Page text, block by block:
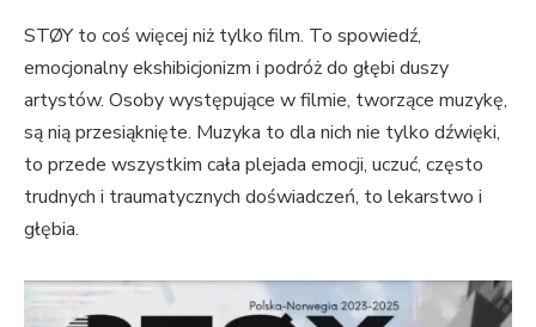
STØY to coś więcej niż tylko film. To spowiedź,
emocjonalny ekshibicjonizm i podróż do głębi duszy
artystów. Osoby występujące w filmie, tworzące muzykę,
są nią przesiąknięte. Muzyka to dla nich nie tylko dźwięki,
to przede wszystkim cała plejada emocji, uczuć, często
trudnych i traumatycznych doświadczeń, to lekarstwo i
głębia.